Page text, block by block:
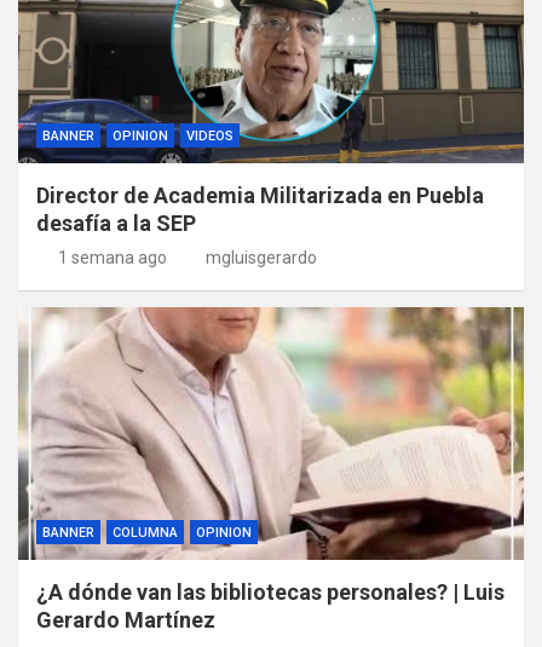
BANNER OPINION VIDEOS
Director de Academia Militarizada en Puebla
desafía a la SEP
1 semana ago mgluisgerardo
BANNER COLUMNA OPINION
¿A dónde van las bibliotecas personales? | Luis
Gerardo Martínez